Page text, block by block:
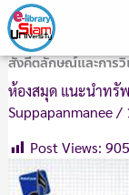
Skip
to
content
สังคีตลักษณ์และการวิ
ห้องสมุด แนะนำทรั
Suppapanmanee/
Post Views: 905